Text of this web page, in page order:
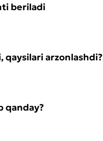
beriladi
arzonlashdi?
qanday?